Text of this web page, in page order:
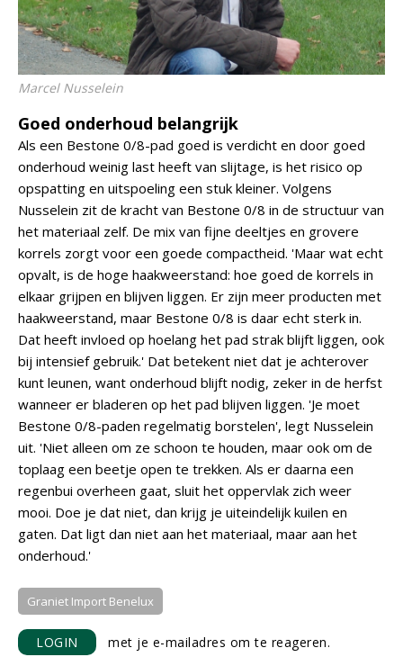
Marcel Nusselein
Goed onderhoud belangrijk
Als een Bestone 0/8-pad goed is verdicht en door goed
onderhoud weinig last heeft van slijtage, is het risico op
opspatting en uitspoeling een stuk kleiner. Volgens
Nusselein zit de kracht van Bestone 0/8 in de structuur van
het materiaal zelf. De mix van fijne deeltjes en grovere
korrels zorgt voor een goede compactheid. 'Maar wat echt
opvalt, is de hoge haakweerstand: hoe goed de korrels in
elkaar grijpen en blijven liggen. Er zijn meer producten met
haakweerstand, maar Bestone 0/8 is daar echt sterk in.
Dat heeft invloed op hoelang het pad strak blijft liggen, ook
bij intensief gebruik.' Dat betekent niet dat je achterover
kunt leunen, want onderhoud blijft nodig, zeker in de herfst
wanneer er bladeren op het pad blijven liggen. 'Je moet
Bestone 0/8-paden regelmatig borstelen', legt Nusselein
uit. 'Niet alleen om ze schoon te houden, maar ook om de
toplaag een beetje open te trekken. Als er daarna een
regenbui overheen gaat, sluit het oppervlak zich weer
mooi. Doe je dat niet, dan krijg je uiteindelijk kuilen en
gaten. Dat ligt dan niet aan het materiaal, maar aan het
onderhoud.'
Graniet Import Benelux
LOGIN met je e-mailadres om te reageren.